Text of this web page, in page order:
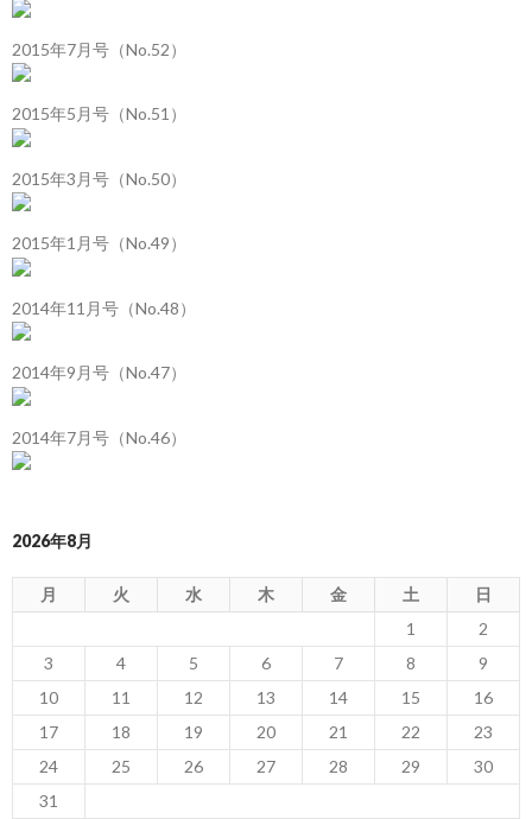
2015年7月号（No.52）
2015年5月号（No.51）
2015年3月号（No.50）
2015年1月号（No.49）
2014年11月号（No.48）
2014年9月号（No.47）
2014年7月号（No.46）
2026年8月
月 火 水 木 金 土 日
1
2
3
4 5 6 7 8
9
10
11 12 13 14 15
16
17
18 19 20 21 22
23
24
25 26 27 28 29
30
31